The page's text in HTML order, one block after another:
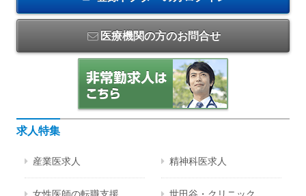
医療機関の方のお問合せ
求人特集
産業医求人 精神科医求人